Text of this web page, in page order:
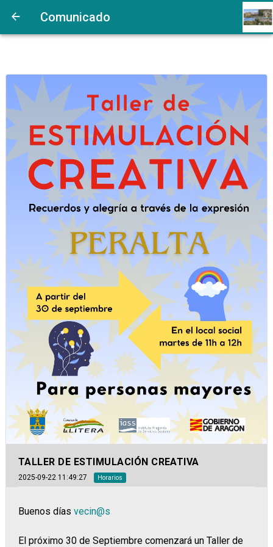
Comunicado
TALLER DE ESTIMULACIÓN CREATIVA
2025-09-22 11:49:27 Horarios
Buenos días vecin@s
El próximo 30 de Septiembre comenzará un Taller de